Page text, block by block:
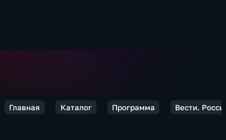
Главная Каталог Программа Вести.